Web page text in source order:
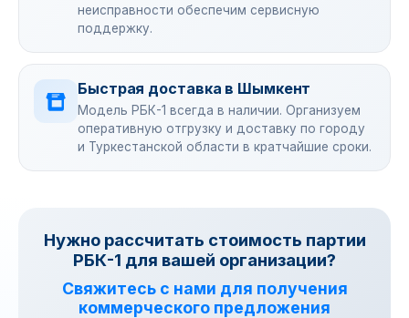
неисправности обеспечим сервисную
поддержку.
Быстрая доставка в Шымкент
Модель РБК-1 всегда в наличии. Организуем
оперативную отгрузку и доставку по городу
и Туркестанской области в кратчайшие сроки.
Нужно рассчитать стоимость партии
РБК-1 для вашей организации?
Свяжитесь с нами для получения
коммерческого предложения